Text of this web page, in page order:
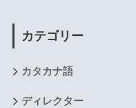
カテゴリー
カタカナ語
ディレクター